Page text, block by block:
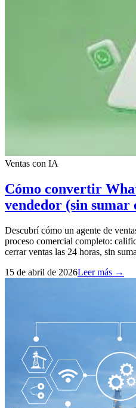
Ventas con IA
Cómo convertir
vendedor (sin sumar
Descubrí cómo un agente de
proceso comercial completo:
cerrar ventas las 24 horas, sin
15 de abril de 2026Leer más →